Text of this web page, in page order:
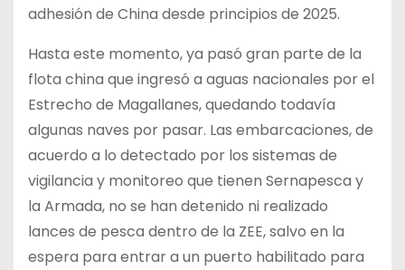
adhesión de China desde principios de 2025.
Hasta este momento, ya pasó gran parte de la
flota china que ingresó a aguas nacionales por el
Estrecho de Magallanes, quedando todavía
algunas naves por pasar. Las embarcaciones, de
acuerdo a lo detectado por los sistemas de
vigilancia y monitoreo que tienen Sernapesca y
la Armada, no se han detenido ni realizado
lances de pesca dentro de la ZEE, salvo en la
espera para entrar a un puerto habilitado para